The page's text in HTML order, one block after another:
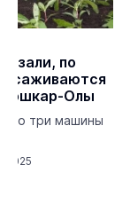
по
Йошкар-Олы
три машины